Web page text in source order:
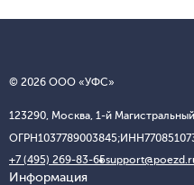
© 2026 ООО «УФС»
123290, Москва, 1-й
ОГРН1037789003845;ИНН
+7 (495) 269-83-65
Информация